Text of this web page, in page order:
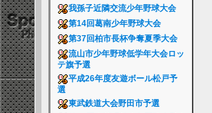
我孫子近隣交流少年野球大会
第14回葛南少年野球大会
第37回柏市長杯争奪夏季大会
流山市少年野球低学年大会ロッ
テ旗予選
平成26年度友遊ボール松戸予
選
東武鉄道大会野田市予選